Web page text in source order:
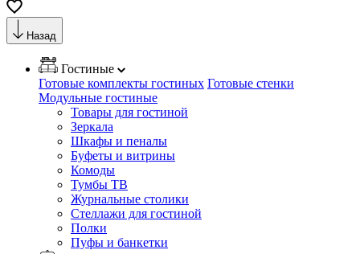
Назад
Гостиные
Готовые комплекты гостиных Готовые стенки
Модульные гостиные
Товары для гостиной
Зеркала
Шкафы и пеналы
Буфеты и витрины
Комоды
Тумбы ТВ
Журнальные столики
Стеллажи для гостиной
Полки
Пуфы и банкетки